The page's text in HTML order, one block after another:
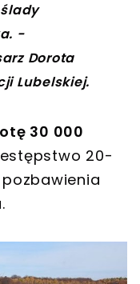
-
Dorota
Lubelskiej.
30 000
20-